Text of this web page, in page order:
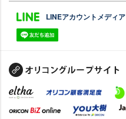
LINEアカウントメディア